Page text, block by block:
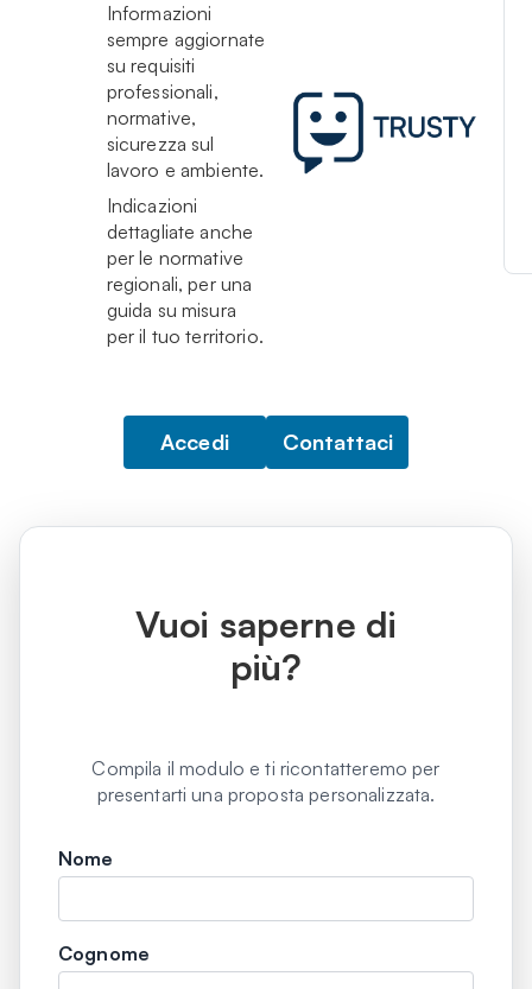
Informazioni
sempre aggiornate
su requisiti
professionali,
normative,
sicurezza sul
lavoro e ambiente.
Indicazioni
dettagliate anche
per le normative
regionali, per una
guida su misura
per il tuo territorio.
Accedi Contattaci
Vuoi saperne di
più?
Compila il modulo e ti ricontatteremo per
presentarti una proposta personalizzata.
Nome
Cognome